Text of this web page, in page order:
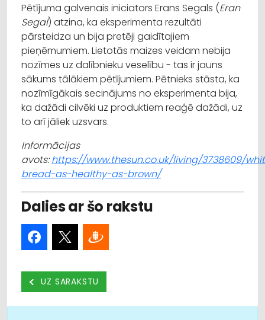
Pētījuma galvenais iniciators Erans Segals (Eran
Segal) atzina, ka eksperimenta rezultāti
pārsteidza un bija pretēji gaidītajiem
pieņēmumiem. Lietotās maizes veidam nebija
nozīmes uz dalībnieku veselību - tas ir jauns
sākums tālākiem pētījumiem. Pētnieks stāsta, ka
nozīmīgākais secinājums no eksperimenta bija,
ka dažādi cilvēki uz produktiem reaģē dažādi, uz
to arī jāliek uzsvars.
Informācijas
avots:https://www.thesun.co.uk/living/3738609/
bread-as-healthy-as-brown/
Dalies ar šo rakstu
UZ SARAKSTU